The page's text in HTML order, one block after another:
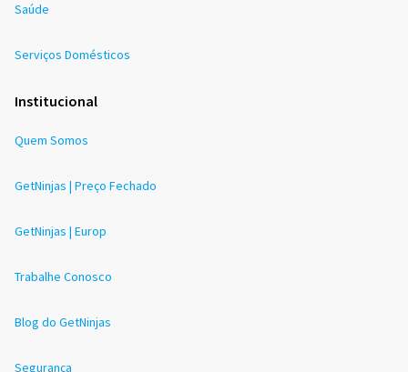
Saúde
Serviços Domésticos
Institucional
Quem Somos
GetNinjas | Preço Fechado
GetNinjas | Europ
Trabalhe Conosco
Blog do GetNinjas
Segurança